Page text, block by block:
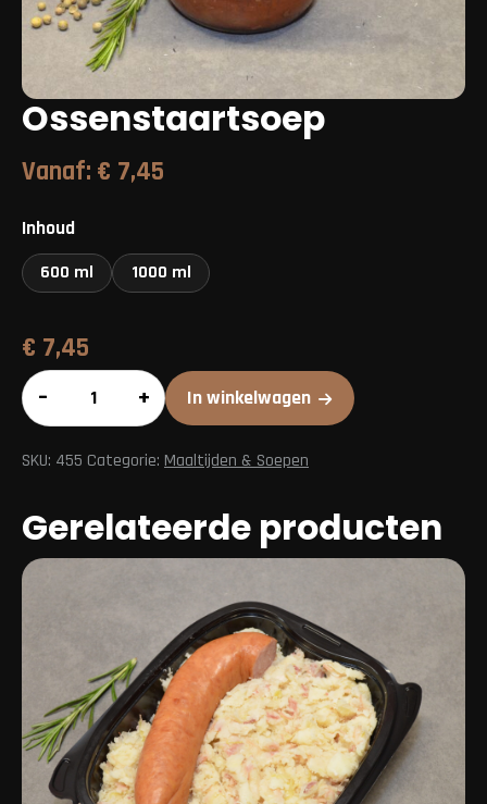
Ossenstaartsoep
Vanaf: € 7,45
Inhoud
600 ml 1000 ml
€ 7,45
Ossenstaartsoep
aantal
– + In winkelwagen
SKU: 455 Categorie: Maaltijden & Soepen
Gerelateerde producten